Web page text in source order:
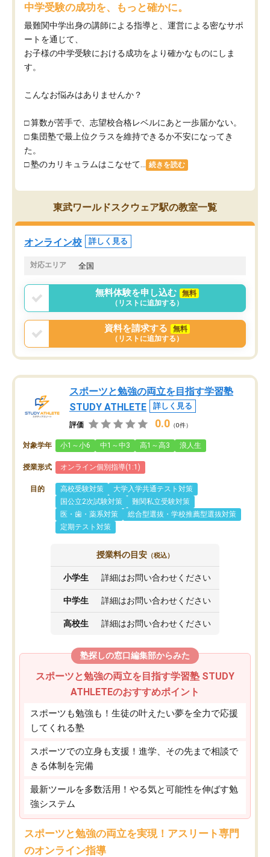
中学受験の成功を、もっと確かに。
最難関中学出身の講師による指導と、運営による密なサポ
ートを通じて、
お子様の中学受験における成功をより確かなものにしま
す。
こんなお悩みはありませんか？
□ 算数が苦手で、志望校合格レベルにあと一歩届かない。
□ 集団塾で最上位クラスを維持できるか不安になってき
た。
□ 塾のカリキュラムはこなせて...
続きを読む
東武ワールドスクウェア駅の教室一覧
オンライン校 詳しく見る
対応エリア 全国
無料体験を申し込む
無料
（リストに追加する）
資料を請求する
無料
（リストに追加する）
スポーツと勉強の両立を目指す学習塾
STUDY ATHLETE
詳しく見る
評価 0.0 （0件）
対象学年 小1～小6 中1～中3 高1～高3 浪人生
授業形式 オンライン個別指導(1:1)
目的 高校受験対策
大学入学共通テスト対策
国公立2次試験対策
難関私立受験対策
医・歯・薬系対策
総合型選抜・学校推薦型選抜対策
定期テスト対策
授業料の目安 （税込）
小学生 詳細はお問い合わせください
中学生 詳細はお問い合わせください
高校生 詳細はお問い合わせください
塾探しの窓口編集部からみた
スポーツと勉強の両立を目指す学習塾 STUDY
ATHLETEのおすすめポイント
スポーツも勉強も！生徒の叶えたい夢を全力で応援
してくれる塾
スポーツでの立身も支援！進学、その先まで相談で
きる体制を完備
最新ツールを多数活用！やる気と可能性を伸ばす勉
強システム
スポーツと勉強の両立を実現！アスリート専門
のオンライン指導